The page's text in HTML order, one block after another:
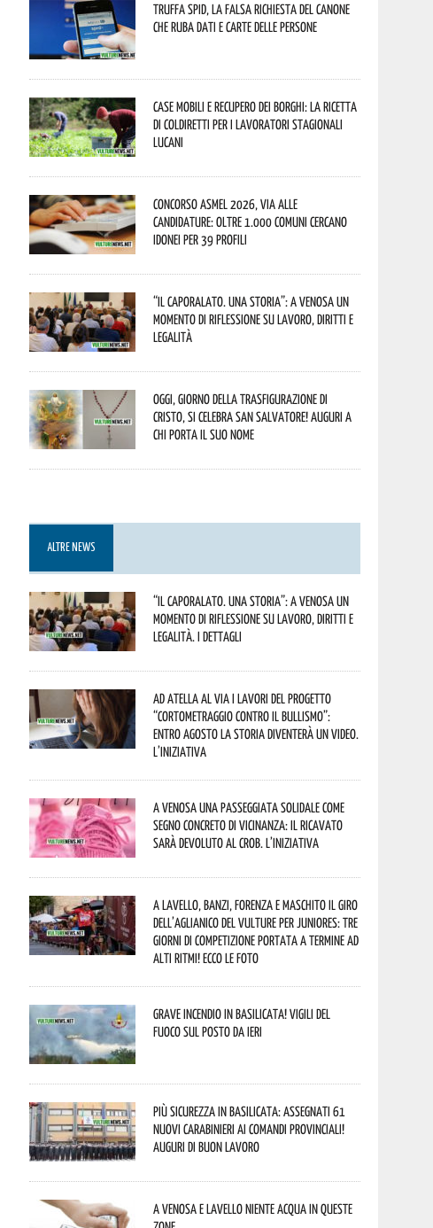
Truffa Spid, la falsa richiesta del canone
che ruba dati e carte delle persone
Case mobili e recupero dei borghi: la ricetta
di Coldiretti per i lavoratori stagionali
lucani
Concorso Asmel 2026, via alle
candidature: oltre 1.000 Comuni cercano
idonei per 39 profili
“Il caporalato. Una storia”: a Venosa un
momento di riflessione su lavoro, diritti e
legalità
Oggi, giorno della Trasfigurazione di
Cristo, si celebra San Salvatore! Auguri a
chi porta il suo nome
ALTRE NEWS
“Il caporalato. Una storia”: a Venosa un
momento di riflessione su lavoro, diritti e
legalità. I dettagli
Ad Atella al via i lavori del progetto
“Cortometraggio contro il bullismo”:
entro agosto la storia diventerà un video.
L’iniziativa
A Venosa una passeggiata solidale come
segno concreto di vicinanza: il ricavato
sarà devoluto al CROB. L’iniziativa
A Lavello, Banzi, Forenza e Maschito il Giro
dell’Aglianico del Vulture per juniores: tre
giorni di competizione portata a termine ad
alti ritmi! Ecco le foto
Grave incendio in Basilicata! Vigili del
fuoco sul posto da ieri
Più sicurezza in Basilicata: assegnati 61
nuovi Carabinieri ai Comandi provinciali!
Auguri di buon lavoro
A Venosa e Lavello niente acqua in queste